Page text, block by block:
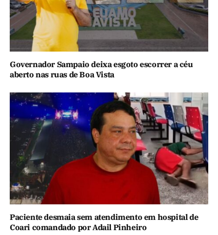
Governador Sampaio deixa esgoto escorrer a céu
aberto nas ruas de Boa Vista
Paciente desmaia sem atendimento em hospital de
Coari comandado por Adail Pinheiro